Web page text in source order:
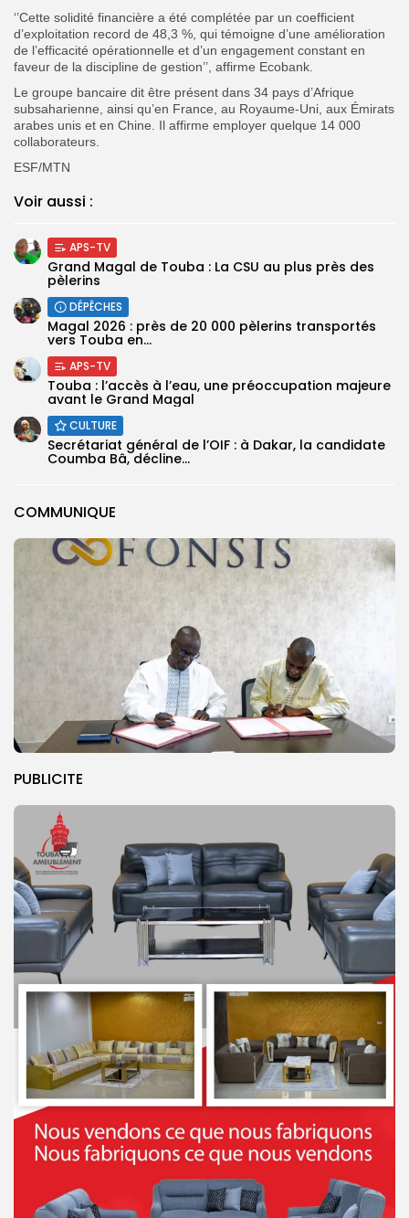
COMMUNIQUE
PUBLICITE
‘’Cette solidité financière a été complétée par un coefficient
d’exploitation record de 48,3 %, qui témoigne d’une amélioration
de l’efficacité opérationnelle et d’un engagement constant en
faveur de la discipline de gestion’’, affirme Ecobank.
Le groupe bancaire dit être présent dans 34 pays d’Afrique
subsaharienne, ainsi qu’en France, au Royaume-Uni, aux Émirats
arabes unis et en Chine. Il affirme employer quelque 14 000
collaborateurs.
ESF/MTN
Voir aussi :
APS-TV
Grand Magal de Touba : La CSU au plus près des
pèlerins
DÉPÊCHES
Magal 2026 : près de 20 000 pèlerins transportés
vers Touba en...
APS-TV
Touba : l’accès à l’eau, une préoccupation majeure
avant le Grand Magal
CULTURE
Secrétariat général de l’OIF : à Dakar, la candidate
Coumba Bâ, décline...